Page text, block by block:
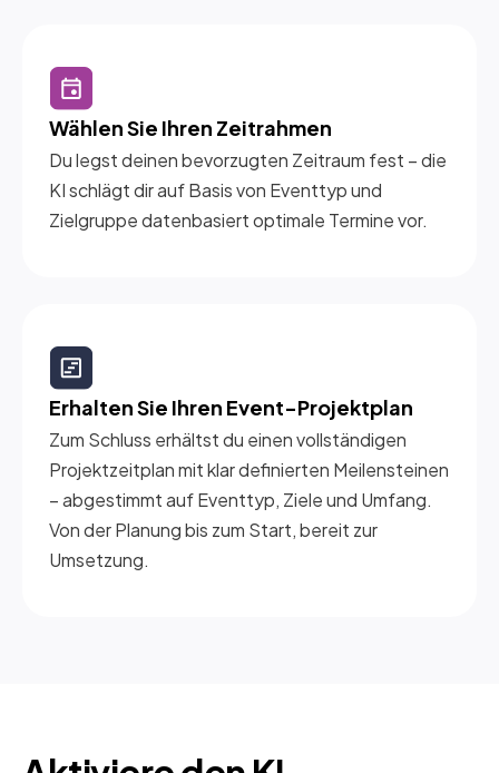
Wählen Sie Ihren Zeitrahmen
Du legst deinen bevorzugten Zeitraum fest – die
KI schlägt dir auf Basis von Eventtyp und
Zielgruppe datenbasiert optimale Termine vor.
Erhalten Sie Ihren Event-Projektplan
Zum Schluss erhältst du einen vollständigen
Projektzeitplan mit klar definierten Meilensteinen
– abgestimmt auf Eventtyp, Ziele und Umfang.
Von der Planung bis zum Start, bereit zur
Umsetzung.